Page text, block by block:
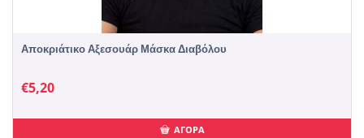
Αποκριάτικο Αξεσουάρ Μάσκα Διαβόλου
€5,20
ΑΓΟΡΑ